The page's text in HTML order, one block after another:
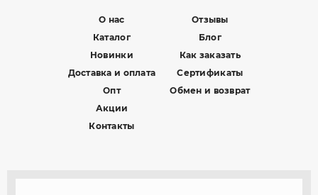
О нас
Каталог
Новинки
Доставка и оплата
Опт
Акции
Контакты
Отзывы
Блог
Как заказать
Сертификаты
Обмен и возврат